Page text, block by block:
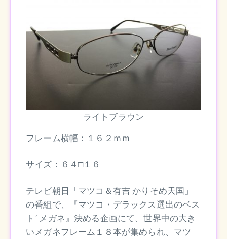
ライトブラウン
フレーム横幅：１６２ｍｍ
サイズ：６４□１６
テレビ朝日「マツコ＆有吉 かりそめ天国」
の番組で、『マツコ・デラックス選出のベス
ト1メガネ』決める企画にて、世界中の大き
いメガネフレーム１８本が集められ、マツ